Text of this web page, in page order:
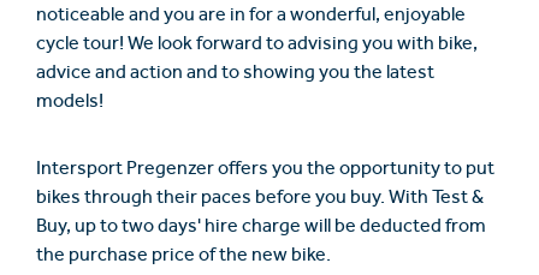
noticeable and you are in for a wonderful, enjoyable
cycle tour! We look forward to advising you with bike,
advice and action and to showing you the latest
models!
Intersport Pregenzer offers you the opportunity to put
bikes through their paces before you buy. With Test &
Buy, up to two days' hire charge will be deducted from
the purchase price of the new bike.